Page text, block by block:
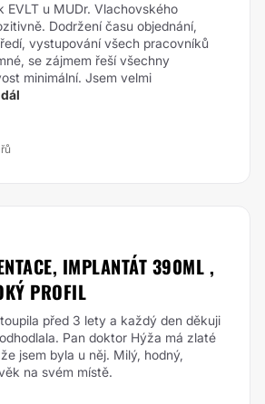
EVLT u MUDr. Vlachovského
Dodržení času objednání,
vystupování všech pracovníků
se zájmem řeší všechny
minimální. Jsem velmi
IMPLANTÁT 390ML ,
PROFIL
před 3 lety a každý den děkuji
Pan doktor Hýža má zlaté
jsem byla u něj. Milý, hodný,
na svém místě.